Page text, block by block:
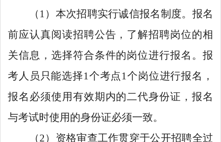
（1）本次招聘实行诚信报名制度。报名
前应认真阅读招聘公告，了解招聘岗位的相
关信息，选择符合条件的岗位进行报名。报
考人员只能选择1个考点1个岗位进行报名，
报名必须使用有效期内的二代身份证，报名
与考试时使用的身份证必须一致。
（2）资格审查工作贯穿于公开招聘全过